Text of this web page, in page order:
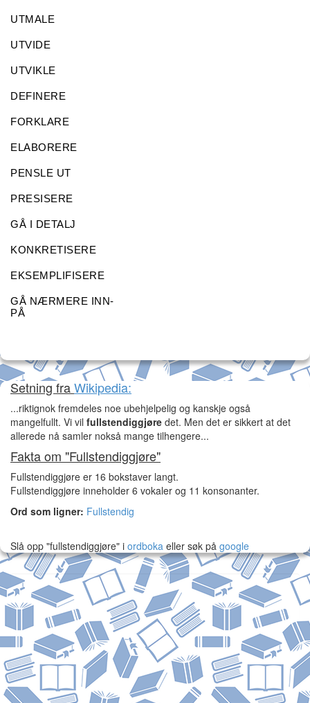
UTMALE
UTVIDE
UTVIKLE
DEFINERE
FORKLARE
ELABORERE
PENSLE UT
PRESISERE
GÅ I DETALJ
KONKRETISERE
EKSEMPLIFISERE
GÅ NÆRMERE INN-
PÅ
Setning fraWikipedia:
...riktignok fremdeles noe ubehjelpelig og kanskje også
mangelfullt. Vi vil fullstendiggjøre det. Men det er sikkert at det
allerede nå samler nokså mange tilhengere...
Fakta om "Fullstendiggjøre"
Fullstendiggjøre er 16 bokstaver langt.
Fullstendiggjøre inneholder 6 vokaler og 11 konsonanter.
Ord som ligner: Fullstendig
Slå opp "fullstendiggjøre" i ordboka eller søk på google